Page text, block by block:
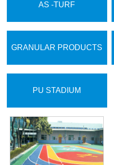
AS -TURF
GRANULAR PRODUCTS
PU STADIUM